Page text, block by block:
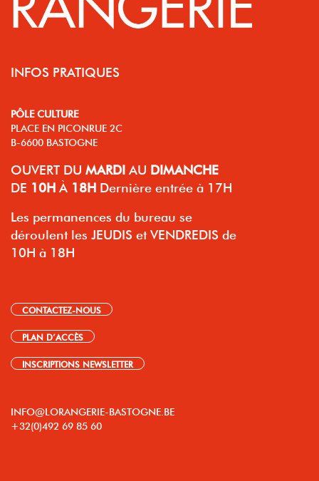
INFOS PRATIQUES
PÔLE CULTURE
PLACE EN PICONRUE 2C
B-6600 BASTOGNE
OUVERT DU MARDI AU DIMANCHE
DE 10H À 18H Dernière entrée à 17H
Les permanences du bureau se
déroulent les JEUDIS et VENDREDIS de
10H à 18H
CONTACTEZ-NOUS
PLAN D’ACCÈS
INSCRIPTIONS NEWSLETTER
INFO@LORANGERIE-BASTOGNE.BE
+32(0)492 69 85 60